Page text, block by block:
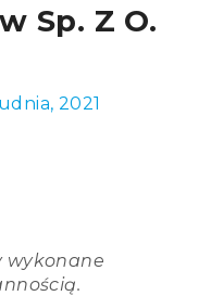
Sp. Z O.
2021
wykonane